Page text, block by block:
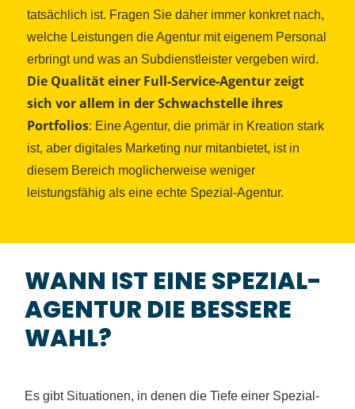
tatsächlich ist. Fragen Sie daher immer konkret nach,
welche Leistungen die Agentur mit eigenem Personal
erbringt und was an Subdienstleister vergeben wird.
Die Qualität einer Full-Service-Agentur zeigt
sich vor allem in der Schwachstelle ihres
Portfolios: Eine Agentur, die primär in Kreation stark
ist, aber digitales Marketing nur mitanbietet, ist in
diesem Bereich moglicherweise weniger
leistungsfähig als eine echte Spezial-Agentur.
WANN IST EINE SPEZIAL-
AGENTUR DIE BESSERE
WAHL?
Es gibt Situationen, in denen die Tiefe einer Spezial-